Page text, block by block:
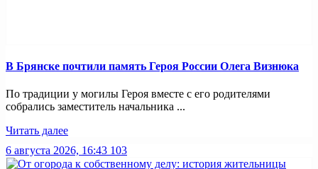
В Брянске почтили память Героя России Олега Визнюка
По традиции у могилы Героя вместе с его родителями
собрались заместитель начальника ...
Читать далее
6 августа 2026, 16:43 103